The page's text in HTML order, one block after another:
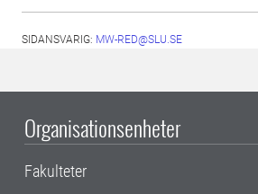
SIDANSVARIG: MW-RED@SLU.SE
Organisationsenheter
Fakulteter